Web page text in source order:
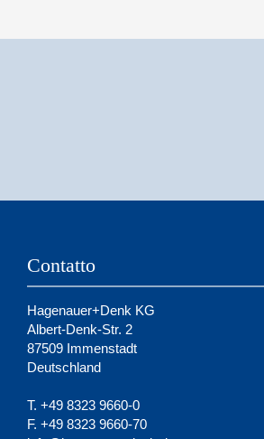
Contatto
Hagenauer+Denk KG
Albert-Denk-Str. 2
87509 Immenstadt
Deutschland
T. +49 8323 9660-0
F. +49 8323 9660-70